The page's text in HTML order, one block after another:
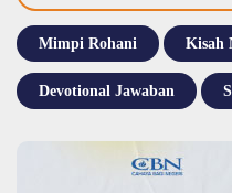
Mimpi Rohani Kisah
Devotional Jawaban